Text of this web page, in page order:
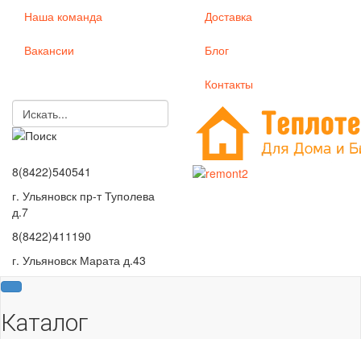
Наша команда
Вакансии
Доставка
Блог
Контакты
8(8422)540541
г. Ульяновск пр-т Туполева
д.7
8(8422)411190
г. Ульяновск Марата д.43
Каталог